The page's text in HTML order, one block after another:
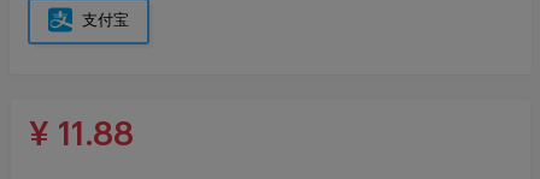
支付宝
¥ 11.88